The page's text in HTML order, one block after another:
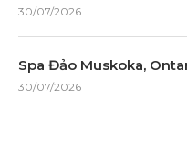
30/07/2026
Spa Đảo Muskoka,
30/07/2026